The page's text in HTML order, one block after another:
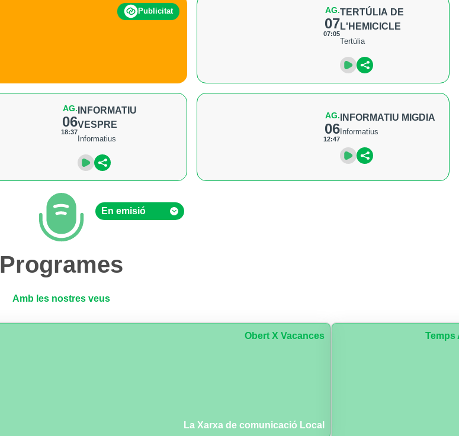
Publicitat AG.
07
07:05
TERTÚLIA DE
L'HEMICICLE
Tertúlia
AG.
06
18:37
INFORMATIU
VESPRE
Informatius
AG.
06
12:47
INFORMATIU MIGDIA
Informatius
Programes
Amb les nostres veus
En emisió
Hemeroteca
Obert X Vacances
La Xarxa de comunicació Local
Temps